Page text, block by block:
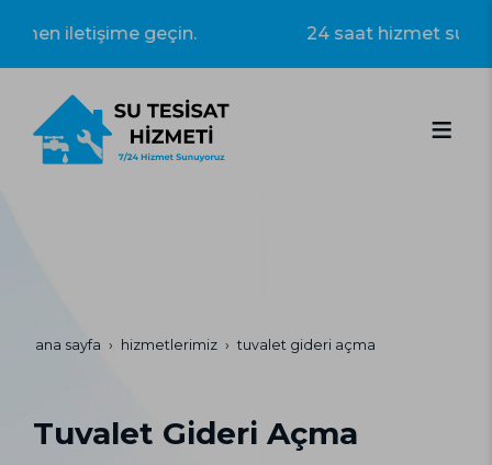
iletişime geçin. 24 saat hizmet
ana sayfa hizmetlerimiz tuvalet gideri açma
Tuvalet Gideri Açma